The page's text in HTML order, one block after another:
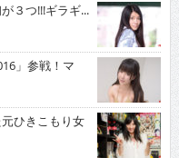
３つ!!!ギラギ...
」参戦！マ
ひきこもり女